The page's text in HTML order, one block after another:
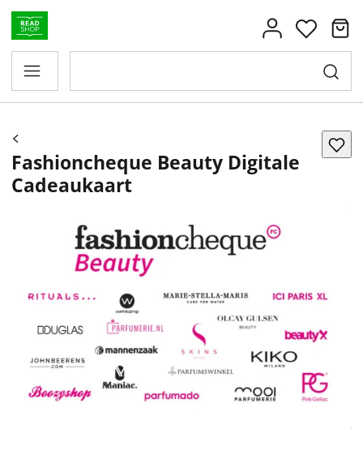
Fashioncheque Beauty Digitale
Cadeaukaart